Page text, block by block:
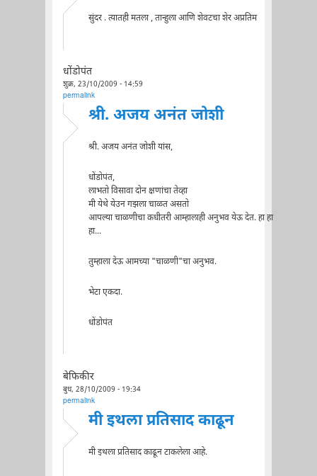
सुंदर . त्यातही मतला , तान्हुला आणि शेवटचा शेर अप्रतिम
धोंडोपंत
शुक्र, 23/10/2009 - 14:59
permalink
श्री. अजय अनंत जोशी
श्री. अजय अनंत जोशी यांस,
धोंडोपंत,
लाभतो विसावा दोन क्षणांचा तेव्हा
मी येथे येउन गझला चाळत असतो
आपल्या चाळणीचा कधीतरी आम्हालाही अनुभव येऊ देत. हा हा
हा...
तुम्हाला देऊ आमच्या "चाळणी"चा अनुभव.
भेटा एकदा.
धोंडोपंत
बेफिकीर
बुध, 28/10/2009 - 19:34
permalink
मी इथला प्रतिसाद काढून
मी इथला प्रतिसाद काढून टाकलेला आहे.